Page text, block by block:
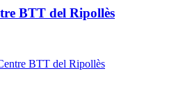
BTT del Ripollès